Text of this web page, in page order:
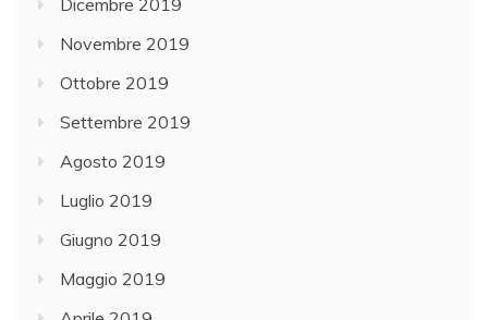
Novembre 2019
Ottobre 2019
Settembre 2019
Agosto 2019
Luglio 2019
Giugno 2019
Maggio 2019